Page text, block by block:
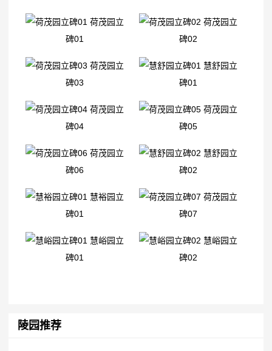
荷茂园立
碑01
荷茂园立
碑02
荷茂园立
碑03
慧舒园立
碑01
荷茂园立
碑04
荷茂园立
碑05
荷茂园立
碑06
慧舒园立
碑02
慧裕园立
碑01
荷茂园立
碑07
慧峪园立
碑01
慧峪园立
碑02
陵园推荐